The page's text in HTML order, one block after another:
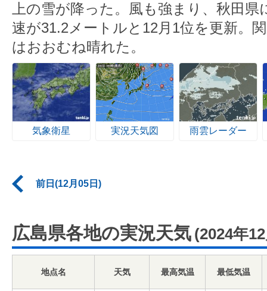
上の雪が降った。風も強まり、秋田
速が31.2メートルと12月1位を更新。
はおおむね晴れた。
気象衛星 実況天気図 雨雲レーダー
前日(12月05日)
広島県各地の実況天気 (2024年
地点名 天気 最高気温 最低気温